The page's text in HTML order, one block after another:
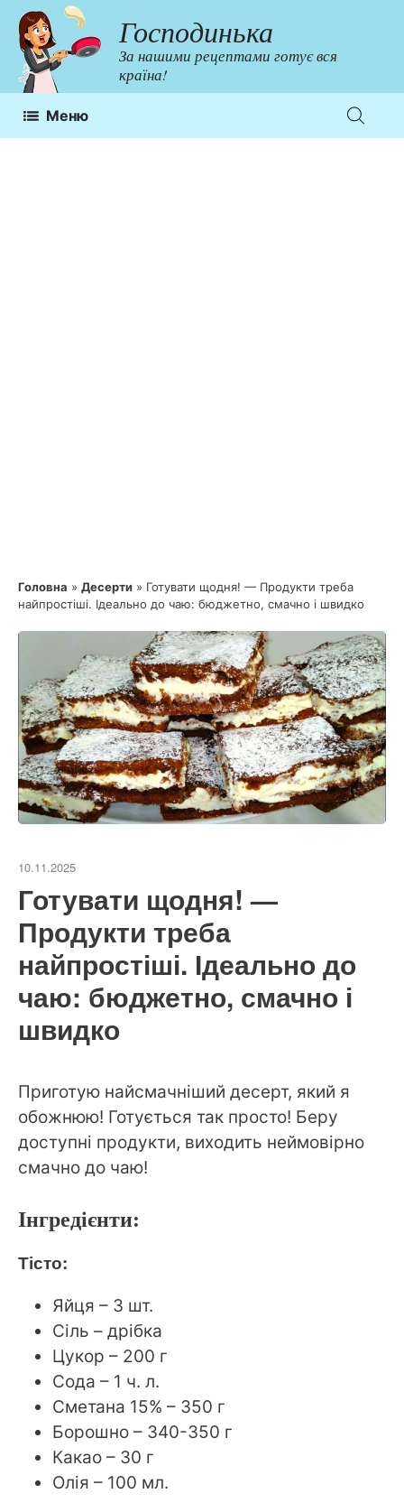
Перейти
до
контенту
Господинька
За нашими рецептами готує вся
країна!
Меню
Головна » Десерти » Готувати щодня! — Продукти треба
найпростіші. Ідеально до чаю: бюджетно, смачно і швидко
10.11.2025
Готувати щодня! —
Продукти треба
найпростіші. Ідеально до
чаю: бюджетно, смачно і
швидко
Приготую найсмачніший десерт, який я
обожнюю! Готується так просто! Беру
доступні продукти, виходить неймовірно
смачно до чаю!
Інгредієнти:
Тісто:
Яйця – 3 шт.
Сіль – дрібка
Цукор – 200 г
Сода – 1 ч. л.
Сметана 15% – 350 г
Борошно – 340-350 г
Какао – 30 г
Олія – 100 мл.